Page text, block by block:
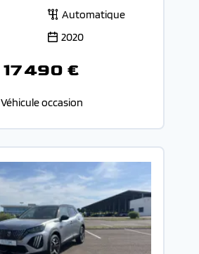
Automatique
2020
17 490 €
Véhicule occasion